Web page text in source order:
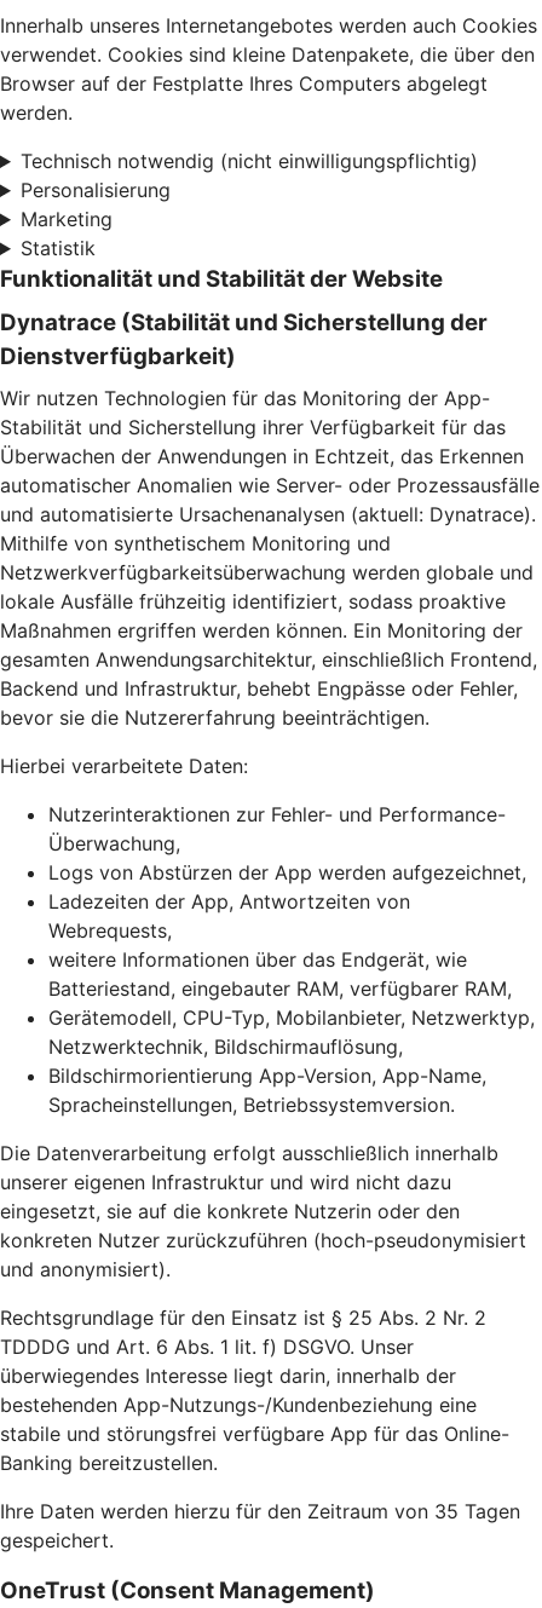
Innerhalb unseres Internetangebotes werden auch Cookies
verwendet. Cookies sind kleine Datenpakete, die über den
Browser auf der Festplatte Ihres Computers abgelegt
werden.
Technisch notwendig (nicht einwilligungspflichtig)
Personalisierung
Marketing
Statistik
Funktionalität und Stabilität der Website
Dynatrace (Stabilität und Sicherstellung der
Dienstverfügbarkeit)
Wir nutzen Technologien für das Monitoring der App-
Stabilität und Sicherstellung ihrer Verfügbarkeit für das
Überwachen der Anwendungen in Echtzeit, das Erkennen
automatischer Anomalien wie Server- oder Prozessausfälle
und automatisierte Ursachenanalysen (aktuell: Dynatrace).
Mithilfe von synthetischem Monitoring und
Netzwerkverfügbarkeitsüberwachung werden globale und
lokale Ausfälle frühzeitig identifiziert, sodass proaktive
Maßnahmen ergriffen werden können. Ein Monitoring der
gesamten Anwendungsarchitektur, einschließlich Frontend,
Backend und Infrastruktur, behebt Engpässe oder Fehler,
bevor sie die Nutzererfahrung beeinträchtigen.
Hierbei verarbeitete Daten:
Nutzerinteraktionen zur Fehler- und Performance-
Überwachung,
Logs von Abstürzen der App werden aufgezeichnet,
Ladezeiten der App, Antwortzeiten von
Webrequests,
weitere Informationen über das Endgerät, wie
Batteriestand, eingebauter RAM, verfügbarer RAM,
Gerätemodell, CPU-Typ, Mobilanbieter, Netzwerktyp,
Netzwerktechnik, Bildschirmauflösung,
Bildschirmorientierung App-Version, App-Name,
Spracheinstellungen, Betriebssystemversion.
Die Datenverarbeitung erfolgt ausschließlich innerhalb
unserer eigenen Infrastruktur und wird nicht dazu
eingesetzt, sie auf die konkrete Nutzerin oder den
konkreten Nutzer zurückzuführen (hoch-pseudonymisiert
und anonymisiert).
Rechtsgrundlage für den Einsatz ist § 25 Abs. 2 Nr. 2
TDDDG und Art. 6 Abs. 1 lit. f) DSGVO. Unser
überwiegendes Interesse liegt darin, innerhalb der
bestehenden App-Nutzungs-/Kundenbeziehung eine
stabile und störungsfrei verfügbare App für das Online-
Banking bereitzustellen.
Ihre Daten werden hierzu für den Zeitraum von 35 Tagen
gespeichert.
OneTrust (Consent Management)